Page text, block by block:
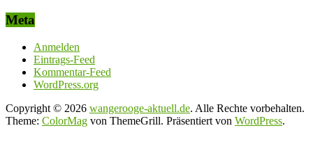
Meta
Anmelden
Eintrags-Feed
Kommentar-Feed
WordPress.org
Copyright © 2026 wangerooge-aktuell.de. Alle Rechte vorbehalten.
Theme: ColorMag von ThemeGrill. Präsentiert von WordPress.